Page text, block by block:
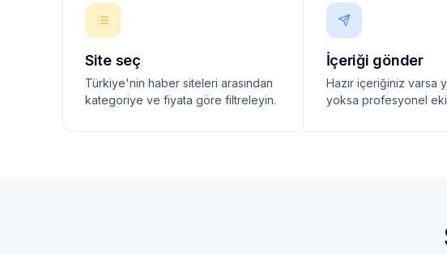
Site seç
Türkiye'nin haber siteleri arasından
kategoriye ve fiyata göre filtreleyin.
İçeriği gönder
Hazır içeriğiniz varsa
yoksa profesyonel